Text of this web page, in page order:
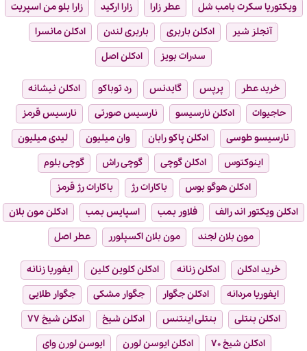
ویکتوریا سکرت بامب شل
عطر زارا زارا ارکید
زارا بلو من اسپریت
آنجلز شیر
ادکلن باربری باربری لندن
ادکلن مانسرا
سدرات بویز
ادکلن اصل
خرید عطر پرپس گایدنس رد توباکو
ادکلن نیشانه
حاجیوات
ادکلن نارسیسو نارسیس صورتی
نارسیس قرمز
نارسیسو طوسی
ادکلن پاکو رابان وان میلیون
لیدی میلیون
اینوکتوس
ادکلن گوچی گوچی راش
گوچی بلوم
ادکلن هوگو بوس
باکارات رژ
باکارات رژ قرمز
ادکلن ویکتور اند رالف
فلاور بمب اسپایس بمب
ادکلن مون بلان
مون بلان لجند
مون بلان اکسپلورر عطر اصل
خرید ادکلن ادکلن زنانه ادکلن کلوین کلین
ایفوریا زنانه
ایفوریا مردانه
ادکلن جگوار جگوار مشکی
جگوار طلایی
ادکلن بنتلی
بنتلی اینتنس ادکلن شیخ
ادکلن شیخ ۷۷
ادکلن شیخ ۷۰
ادکلن ایوسن لورن
ایوسن لورن وای